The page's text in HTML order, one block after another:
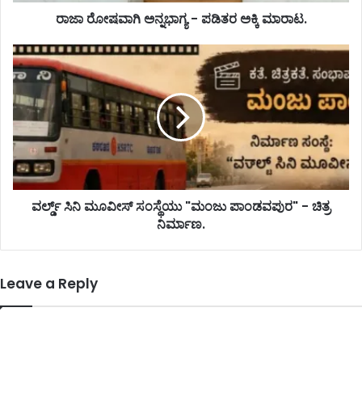
ರಾಜಾ ರೋಷವಾಗಿ ಅನ್ನಭಾಗ್ಯ - ಪಡಿತರ ಅಕ್ಕಿ ಮಾರಾಟ.
ವರ್ಲ್ಡ್ ಸಿನಿ ಮೂವೀಸ್ ಸಂಸ್ಥೆಯು "ಮಂಜು ಪಾಂಡವಪುರ" - ಚಿತ್ರ
ನಿರ್ಮಾಣ.
Leave a Reply